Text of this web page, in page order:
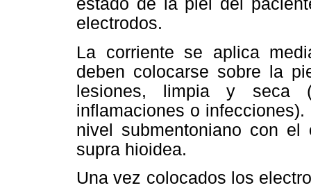
estado de la piel del
electrodos.
La corriente se aplica
deben colocarse sobre la
lesiones, limpia y seca
inflamaciones o
nivel submentoniano con el
supra hioidea.
Una vez colocados los